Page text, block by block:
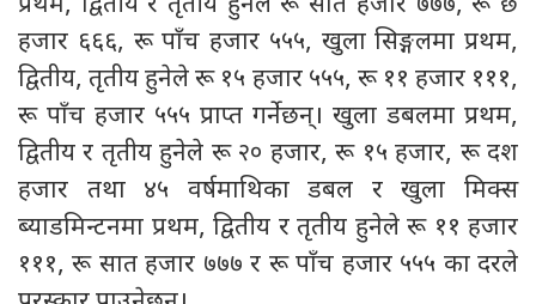
हजार ६६६, रू पाँच हजार ५५५, खुला सिङ्गलमा प्रथम,
द्वितीय, तृतीय हुनेले रू १५ हजार ५५५, रू ११ हजार १११,
रू पाँच हजार ५५५ प्राप्त गर्नेछन्। खुला डबलमा प्रथम,
द्वितीय र तृतीय हुनेले रू २० हजार, रू १५ हजार, रू दश
हजार तथा ४५ वर्षमाथिका डबल र खुला मिक्स
ब्याडमिन्टनमा प्रथम, द्वितीय र तृतीय हुनेले रू ११ हजार
१११, रू सात हजार ७७७ र रू पाँच हजार ५५५ का दरले